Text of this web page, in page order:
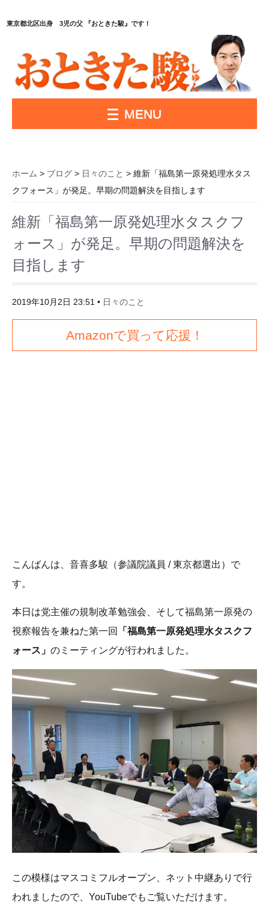
東京都北区出身 3児の父 『おときた駿』です！
MENU
ホーム > ブログ > 日々のこと > 維新「福島第一原発処理水タス
クフォース」が発足。早期の問題解決を目指します
維新「福島第一原発処理水タスクフ
ォース」が発足。早期の問題解決を
目指します
2019年10月2日 23:51 • 日々のこと
Amazonで買って応援！
こんばんは、音喜多駿（参議院議員 / 東京都選出）で
す。
本日は党主催の規制改革勉強会、そして福島第一原発の
視察報告を兼ねた第一回
「福島第一原発処理水タスクフ
ォース」 のミーティングが行われました。
この模様はマスコミフルオープン、ネット中継ありで行
われましたので、YouTubeでもご覧いただけます。